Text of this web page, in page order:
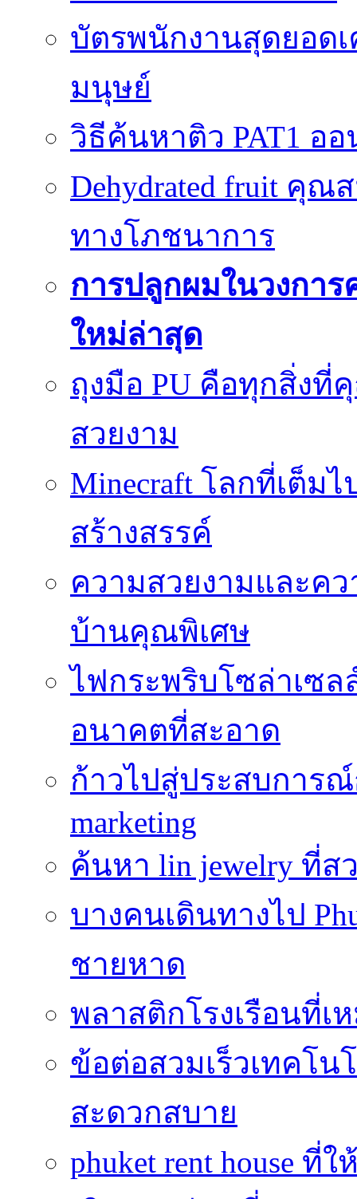
บัตรพนักงานสุดยอด
มนุษย์
วิธีค้นหาติว PAT1 อ
Dehydrated fruit คุ
ทางโภชนาการ
การปลูกผมในวงกา
ใหม่ล่าสุด
ถุงมือ PU คือทุกสิ่งที่
สวยงาม
Minecraft โลกที่เต็ม
สร้างสรรค์
ความสวยงามและค
บ้านคุณพิเศษ
ไฟกระพริบโซล่าเซ
อนาคตที่สะอาด
ก้าวไปสู่ประสบการ
marketing
ค้นหา lin jewelry ที่
บางคนเดินทางไป
ชายหาด
พลาสติกโรงเรือนที่เ
ข้อต่อสวมเร็วเทคโน
สะดวกสบาย
phuket rent house